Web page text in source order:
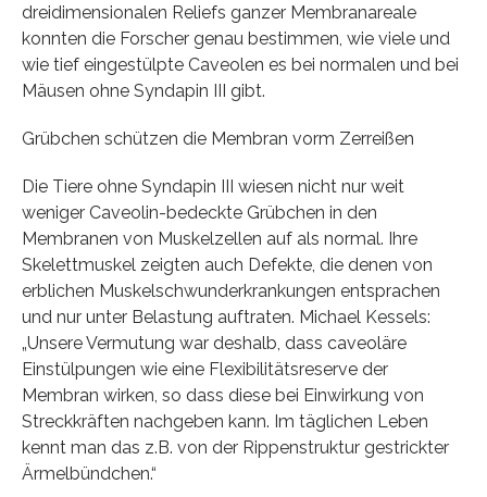
dreidimensionalen Reliefs ganzer Membranareale
konnten die Forscher genau bestimmen, wie viele und
wie tief eingestülpte Caveolen es bei normalen und bei
Mäusen ohne Syndapin III gibt.
Grübchen schützen die Membran vorm Zerreißen
Die Tiere ohne Syndapin III wiesen nicht nur weit
weniger Caveolin-bedeckte Grübchen in den
Membranen von Muskelzellen auf als normal. Ihre
Skelettmuskel zeigten auch Defekte, die denen von
erblichen Muskelschwunderkrankungen entsprachen
und nur unter Belastung auftraten. Michael Kessels:
„Unsere Vermutung war deshalb, dass caveoläre
Einstülpungen wie eine Flexibilitätsreserve der
Membran wirken, so dass diese bei Einwirkung von
Streckkräften nachgeben kann. Im täglichen Leben
kennt man das z.B. von der Rippenstruktur gestrickter
Ärmelbündchen.“